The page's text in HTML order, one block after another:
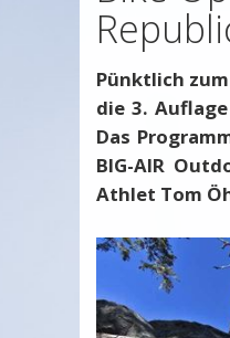
Pünktlich
die 3.
Das
BIG-AIR
Athlet Tom